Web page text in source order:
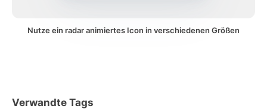
Nutze ein radar animiertes Icon in verschiedenen Größen
Verwandte Tags